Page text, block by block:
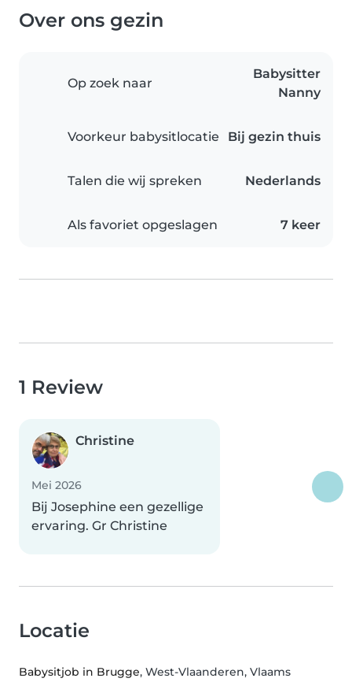
Over ons gezin
Op zoek naar
Babysitter
Nanny
Voorkeur babysitlocatie Bij gezin thuis
Talen die wij spreken Nederlands
Als favoriet opgeslagen 7 keer
1 Review
Christine
Mei 2026
Bij Josephine een gezellige
ervaring. Gr Christine
Locatie
Babysitjob in Brugge, West-Vlaanderen, Vlaams